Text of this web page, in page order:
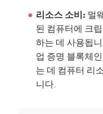
리소스 소비: 멀
된 컴퓨터에 크
하는 데 사용됩
업 증명 블록체
는 데 컴퓨터 리
니다.